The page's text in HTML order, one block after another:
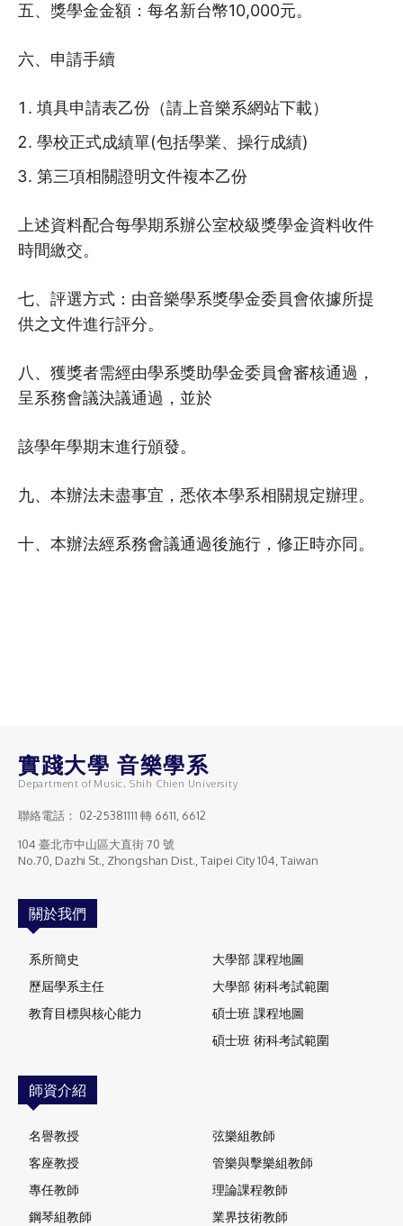
五、獎學金金額：每名新台幣10,000元。
六、申請手續
填具申請表乙份（請上音樂系網站下載）
學校正式成績單(包括學業、操行成績)
第三項相關證明文件複本乙份
上述資料配合每學期系辦公室校級獎學金資料收件
時間繳交。
七、評選方式：由音樂學系獎學金委員會依據所提
供之文件進行評分。
八、獲獎者需經由學系獎助學金委員會審核通過，
呈系務會議決議通過，並於
該學年學期末進行頒發。
九、本辦法未盡事宜，悉依本學系相關規定辦理。
十、本辦法經系務會議通過後施行，修正時亦同。
實踐大學 音樂學系
Department of Music, Shih Chien University
聯絡電話： 02-25381111 轉 6611, 6612
104 臺北市中山區大直街 70 號
No.70, Dazhi St., Zhongshan Dist., Taipei City 104, Taiwan
關於我們
系所簡史
歷屆學系主任
教育目標與核心能力
大學部 課程地圖
大學部 術科考試範圍
碩士班 課程地圖
碩士班 術科考試範圍
師資介紹
名譽教授
客座教授
專任教師
鋼琴組教師
弦樂組教師
管樂與擊樂組教師
理論課程教師
業界技術教師